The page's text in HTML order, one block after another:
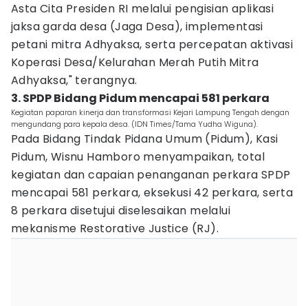
Asta Cita Presiden RI melalui pengisian aplikasi
jaksa garda desa (Jaga Desa), implementasi
petani mitra Adhyaksa, serta percepatan aktivasi
Koperasi Desa/Kelurahan Merah Putih Mitra
Adhyaksa," terangnya.
3. SPDP Bidang Pidum mencapai 581 perkara
Kegiatan paparan kinerja dan transformasi Kejari Lampung Tengah dengan
mengundang para kepala desa. (IDN Times/Tama Yudha Wiguna).
Pada Bidang Tindak Pidana Umum (Pidum), Kasi
Pidum, Wisnu Hamboro menyampaikan, total
kegiatan dan capaian penanganan perkara SPDP
mencapai 581 perkara, eksekusi 42 perkara, serta
8 perkara disetujui diselesaikan melalui
mekanisme Restorative Justice (RJ).